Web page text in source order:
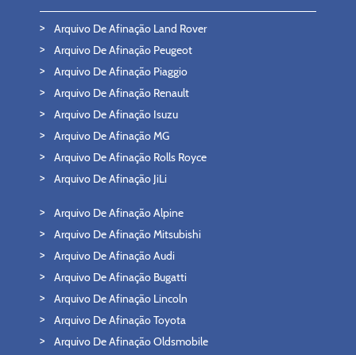
Arquivo De Afinação Land Rover
Arquivo De Afinação Peugeot
Arquivo De Afinação Piaggio
Arquivo De Afinação Renault
Arquivo De Afinação Isuzu
Arquivo De Afinação MG
Arquivo De Afinação Rolls Royce
Arquivo De Afinação JiLi
Arquivo De Afinação Alpine
Arquivo De Afinação Mitsubishi
Arquivo De Afinação Audi
Arquivo De Afinação Bugatti
Arquivo De Afinação Lincoln
Arquivo De Afinação Toyota
Arquivo De Afinação Oldsmobile